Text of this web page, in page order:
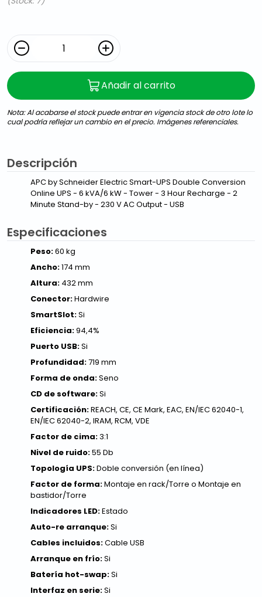
Añadir al carrito
Nota: Al acabarse el stock puede entrar en vigencia stock de otro lote lo
cual podría reflejar un cambio en el precio. Imágenes referenciales.
Descripción
APC by Schneider Electric Smart-UPS Double Conversion
Online UPS - 6 kVA/6 kW - Tower - 3 Hour Recharge - 2
Minute Stand-by - 230 V AC Output - USB
Especificaciones
Peso:60 kg
Ancho:174 mm
Altura: 432 mm
Conector:Hardwire
SmartSlot:Si
Eficiencia:94,4%
Puerto USB:Si
Profundidad:719 mm
Forma de onda:Seno
CD de software:Si
Certificación:REACH, CE, CE Mark, EAC, EN/IEC 62040-1,
EN/IEC 62040-2, IRAM, RCM, VDE
Factor de cima:3:1
Nivel de ruido:55 Db
Topología UPS:Doble conversión (en línea)
Factor de forma:Montaje en rack/Torre o Montaje en
bastidor/Torre
Indicadores LED:Estado
Auto-re arranque:Si
Cables incluidos:Cable USB
Arranque en frío:Si
Batería hot-swap:Si
Interfaz en serie:Si